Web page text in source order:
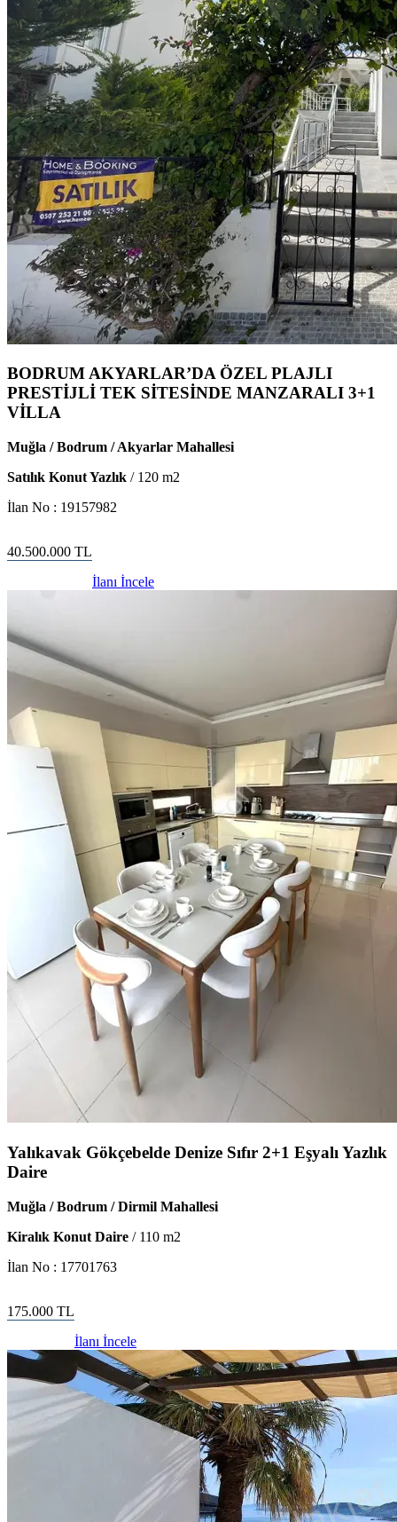
BODRUM AKYARLAR’DA ÖZEL PLAJLI
PRESTİJLİ TEK SİTESİNDE MANZARALI 3+1
VİLLA
Muğla / Bodrum / Akyarlar Mahallesi
Satılık Konut Yazlık / 120 m2
İlan No : 19157982
40.500.000 TL
İlanı İncele
Yalıkavak Gökçebelde Denize Sıfır 2+1 Eşyalı Yazlık
Daire
Muğla / Bodrum / Dirmil Mahallesi
Kiralık Konut Daire / 110 m2
İlan No : 17701763
175.000 TL
İlanı İncele